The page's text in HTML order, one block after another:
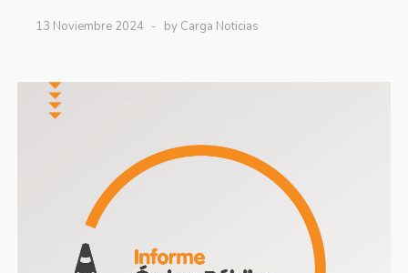
13 Noviembre 2024 by Carga Noticias